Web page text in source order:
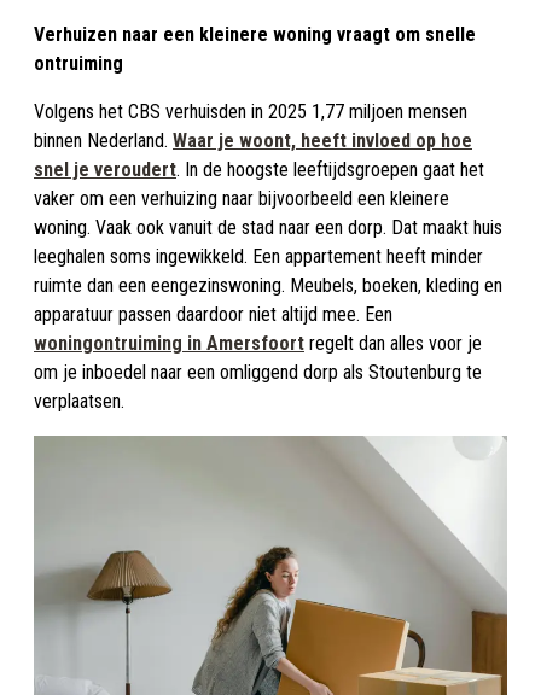
Verhuizen naar een kleinere woning vraagt om snelle
ontruiming
Volgens het CBS verhuisden in 2025 1,77 miljoen mensen
binnen Nederland. Waar je woont, heeft invloed op hoe
snel je veroudert. In de hoogste leeftijdsgroepen gaat het
vaker om een verhuizing naar bijvoorbeeld een kleinere
woning. Vaak ook vanuit de stad naar een dorp. Dat maakt huis
leeghalen soms ingewikkeld. Een appartement heeft minder
ruimte dan een eengezinswoning. Meubels, boeken, kleding en
apparatuur passen daardoor niet altijd mee. Een
woningontruiming in Amersfoort regelt dan alles voor je
om je inboedel naar een omliggend dorp als Stoutenburg te
verplaatsen.